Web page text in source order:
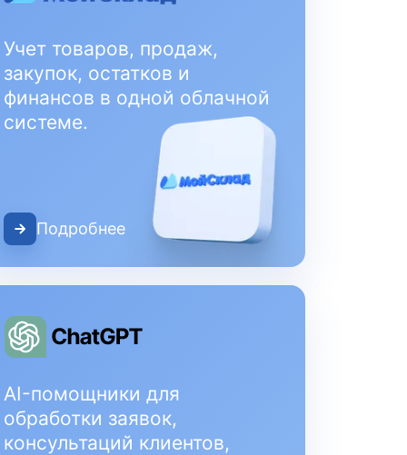
Учет товаров, продаж,
закупок, остатков и
финансов в одной облачной
системе.
Подробнее
AI-помощники для
обработки заявок,
консультаций клиентов,